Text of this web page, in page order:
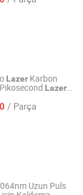
Lazer Karbon
Lazer
/ Parça
Uzun Puls